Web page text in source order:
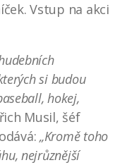
Vstup na akci
si budou
hokej,
Musil, šéf
„Kromě toho
nejrůznější